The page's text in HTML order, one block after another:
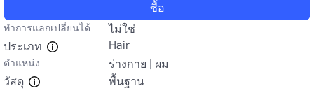
ซื้อ
ทำการแลกเปลี่ยนได้
ไม่ใช่
ประเภท
Hair
ตำแหน่ง
ร่างกาย | ผม
วัสดุ
พื้นฐาน